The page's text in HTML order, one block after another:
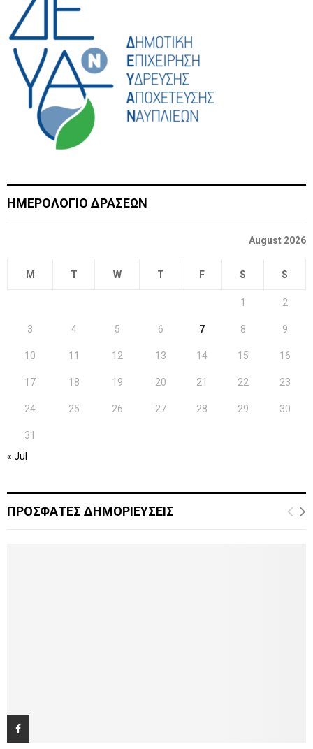
ΗΜΕΡΟΛΟΓΙΟ ΔΡΑΣΕΩΝ
August 2026
M T W T F S S
1 2
3 4 5 6 7 8 9
10 11 12 13 14 15 16
17 18 19 20 21 22 23
24 25 26 27 28 29 30
31
« Jul
ΠΡΟΣΦΑΤΕΣ ΔΗΜΟΡΙΕΥΣΕΙΣ